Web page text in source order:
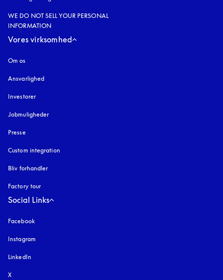
WE DO NOT SELL YOUR PERSONAL
INFORMATION
Vores virksomhed
Om os
Ansvarlighed
Investorer
Jobmuligheder
Presse
Custom integration
Bliv forhandler
Factory tour
Social Links
Facebook
Instagram
LinkedIn
X